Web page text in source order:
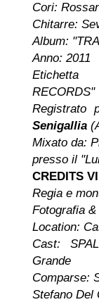
Cori:
Chitarre:
Album:
Anno: 2011
Etichetta
RECORDS"
Registrato
Senigallia
Mixato da:
presso il
CREDITS
Regia e
Fotografia
Location:
Cast:
Grande
Comparse:
Stefano Del